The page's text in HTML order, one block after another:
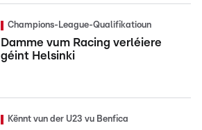
Champions-League-Qualifikatioun
Damme vum Racing verléiere
géint Helsinki
Kënnt vun der U23 vu Benfica